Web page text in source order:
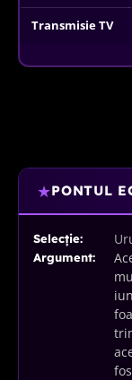
Transmisie TV
★PONTUL
Selecție:
Argument: